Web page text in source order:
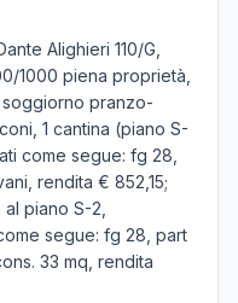
Alighieri 110/G,
1000 piena proprietà,
pranzo-
1 cantina (piano S-
come segue: fg 28,
rendita € 852,15;
piano S-2,
segue: fg 28, part
33 mq, rendita